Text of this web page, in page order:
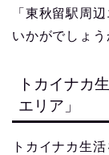
「東秋留駅周
いかがでしょう
トカイナカ
エリア」
トカイナカ生